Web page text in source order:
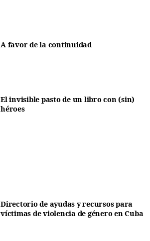
A favor de la continuidad
El invisible pasto de un libro con (sin)
héroes
Directorio de ayudas y recursos para
víctimas de violencia de género en Cuba